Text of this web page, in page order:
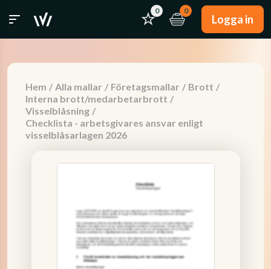
0 0
Logga in
Hem / Alla mallar / Företagsmallar / Brott /
Interna brott/medarbetarbrott /
Visselblåsning /
Checklista - arbetsgivares ansvar enligt
visselblåsarlagen 2026